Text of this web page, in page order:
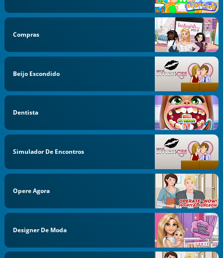
Compras
Beijo Escondido
Dentista
Simulador De Encontros
Opere Agora
Designer De Moda